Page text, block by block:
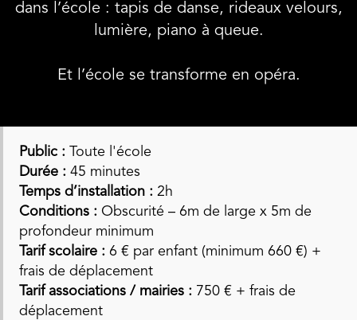
dans l’école : tapis de danse, rideaux velours,
lumière, piano à queue.
Et l’école se transforme en opéra.
Public : Toute l'école
Durée : 45 minutes
Temps d’installation : 2h
Conditions : Obscurité – 6m de large x 5m de
profondeur minimum
Tarif scolaire : 6 € par enfant (minimum 660 €) +
frais de déplacement
Tarif associations / mairies : 750 € + frais de
déplacement